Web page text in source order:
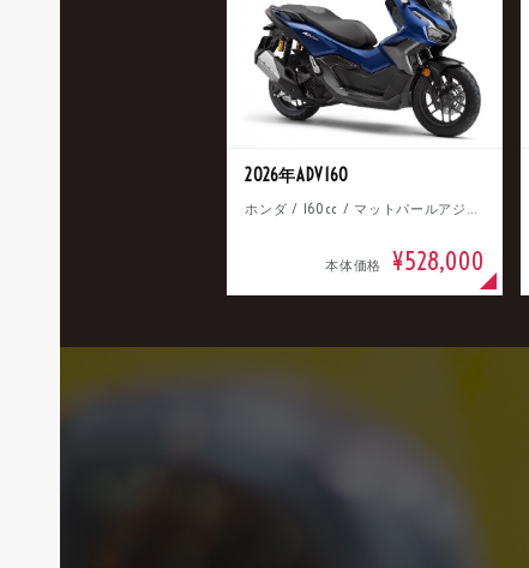
2026年ADV160
ホンダ / 160cc / マットパールアジャイルブルー
本体価格 ¥528,000